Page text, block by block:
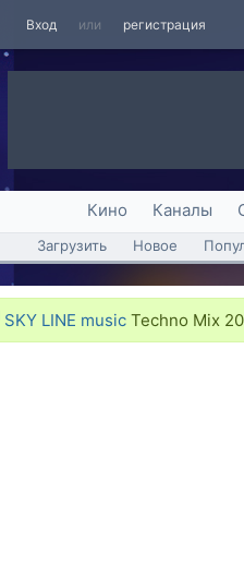
Вход или регистрация
Кино Каналы
Загрузить Новое
LINE music Techno Mix